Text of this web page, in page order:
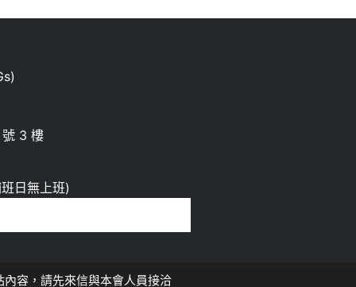
3 樓
日無上班)
容，請先來信與本會人員接洽